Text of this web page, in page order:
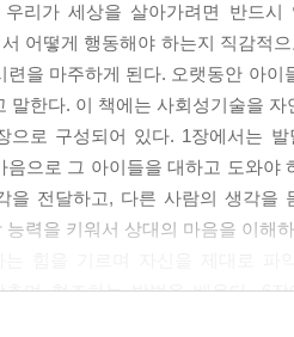
어도 괜찮지만 아이와 의논해서 직
심하게 도와주세요. 실제 상자나
자 만들기
속도를 빨리하거나 천천히 해서
이 앉으려고 했을 때 어떻게 소통
세요. 평소에 양보를 하지 않는 아
자 앉기 게임
우리가 세상을 살아가려면 반드
어떻게 행동해야 하는지 직감적
련을 마주하게 된다. 오랫동안 아
말한다. 이 책에는 사회성기술을
으로 구성되어 있다. 1장에서는
음으로 그 아이들을 대하고 도와야
을 전달하고, 다른 사람의 생각을
능력을 키워서 상대의 마음을 이해
추며 협조하는 방법을 배운다. 6